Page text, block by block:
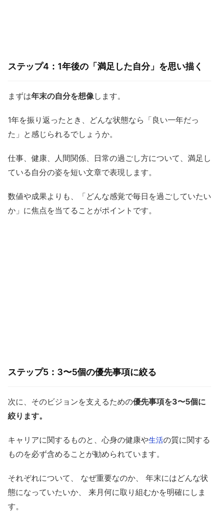
ステップ4：1年後の「満足した自分」を思い描く
まずは年末の自分を想像します。
1年を振り返ったとき、どんな状態なら「良い一年だっ
た」と感じられるでしょうか。
仕事、健康、人間関係、日常の過ごし方について、満足し
ている自分の姿を短い文章で表現します。
数値や成果よりも、「どんな感覚で毎日を過ごしていたい
か」に焦点を当てることがポイントです。
ステップ5：3〜5個の優先事項に絞る
次に、そのビジョンを支えるための優先事項を3〜5個に
絞ります。
キャリアに関するものと、心身の健康や生活の質に関する
ものを必ず含めることが勧められています。
それぞれについて、 なぜ重要なのか、 年末にはどんな状
態になっていたいか、 来月何に取り組むかを明確にしま
す。